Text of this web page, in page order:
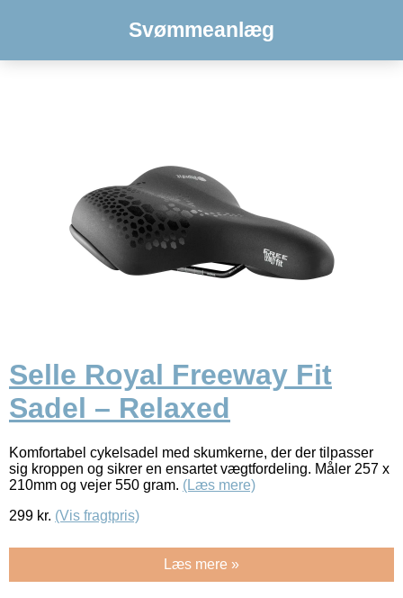
Svømmeanlæg
Selle Royal Freeway Fit
Sadel – Relaxed
Komfortabel cykelsadel med skumkerne, der der tilpasser
sig kroppen og sikrer en ensartet vægtfordeling. Måler 257 x
210mm og vejer 550 gram. (Læs mere)
299 kr. (Vis fragtpris)
Læs mere »